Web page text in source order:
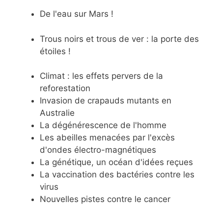
De l'eau sur Mars !
Trous noirs et trous de ver : la porte des
étoiles !
Climat : les effets pervers de la
reforestation
Invasion de crapauds mutants en
Australie
La dégénérescence de l'homme
Les abeilles menacées par l'excès
d'ondes électro-magnétiques
La génétique, un océan d'idées reçues
La vaccination des bactéries contre les
virus
Nouvelles pistes contre le cancer